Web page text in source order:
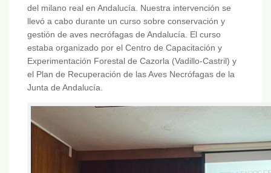
del milano real en Andalucía. Nuestra intervención se
llevó a cabo durante un curso sobre conservación y
gestión de aves necrófagas de Andalucía. El curso
estaba organizado por el Centro de Capacitación y
Experimentación Forestal de Cazorla (Vadillo-Castril) y
el Plan de Recuperación de las Aves Necrófagas de la
Junta de Andalucía.